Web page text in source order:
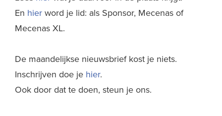
En hierword je lid: als Sponsor, Mecenas of
Mecenas XL.
De maandelijkse nieuwsbrief kost je niets.
Inschrijven doe je hier.
Ook door dat te doen, steun je ons.